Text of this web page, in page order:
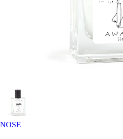
NOSE